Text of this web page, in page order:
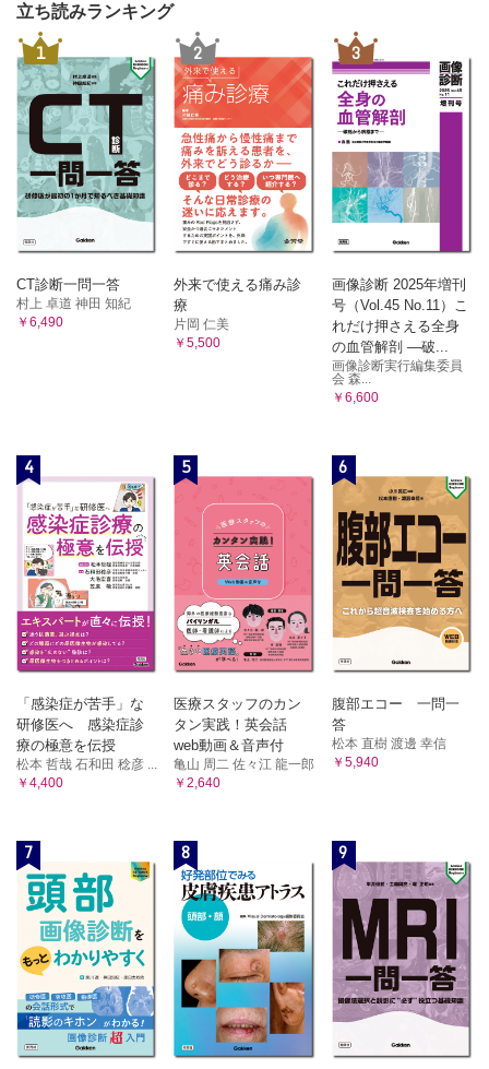
立ち読みランキング
1
CT診断一問一答
村上 卓道 神田 知紀
￥6,490
2
外来で使える痛み診
療
片岡 仁美
￥5,500
3
画像診断 2025年増刊
号（Vol.45 No.11）こ
れだけ押さえる全身
の血管解剖 ―破...
画像診断実行編集委員
会 森...
￥6,600
4
「感染症が苦手」な
研修医へ 感染症診
療の極意を伝授
松本 哲哉 石和田 稔彦 ...
￥4,400
5
医療スタッフのカン
タン実践！英会話
web動画＆音声付
亀山 周二 佐々江 龍一郎
￥2,640
6
腹部エコー 一問一
答
松本 直樹 渡邊 幸信
￥5,940
7 8 9